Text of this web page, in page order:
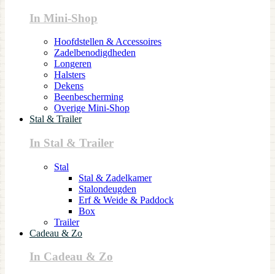
In Mini-Shop
Hoofdstellen & Accessoires
Zadelbenodigdheden
Longeren
Halsters
Dekens
Beenbescherming
Overige Mini-Shop
Stal & Trailer
In Stal & Trailer
Stal
Stal & Zadelkamer
Stalondeugden
Erf & Weide & Paddock
Box
Trailer
Cadeau & Zo
In Cadeau & Zo